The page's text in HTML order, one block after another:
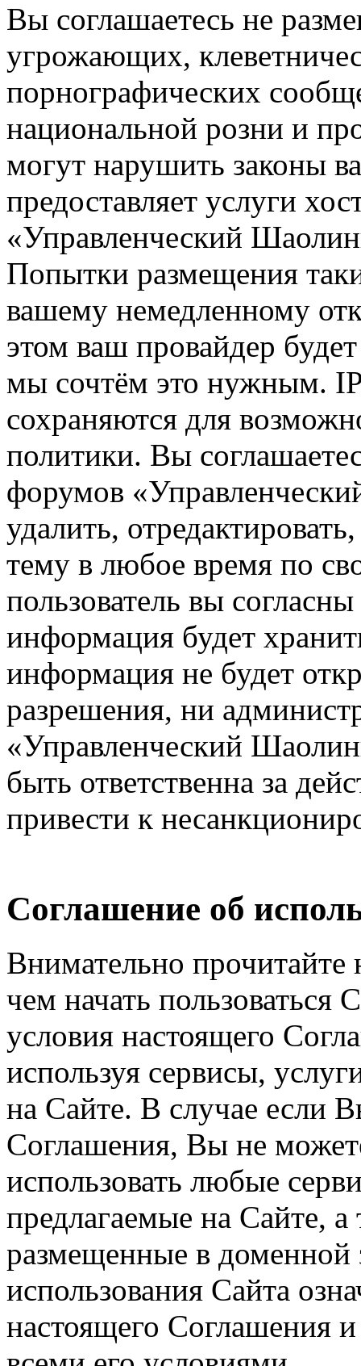
Вы соглашаетесь не
угрожающих,
порнографических
национальной розни и
могут нарушить законы
предоставляет услуги
«Управленческий
Попытки размещения
вашему немедленному
этом ваш провайдер
мы сочтём это нужным.
сохраняются для
политики. Вы
форумов
удалить,
тему в любое время по
пользователь вы
информация будет
информация не будет
разрешения, ни
«Управленческий
быть ответственна за
привести к
Соглашение об
Внимательно
чем начать
условия настоящего
используя сервисы,
на Сайте. В случае если
Соглашения, Вы не
использовать любые
предлагаемые на Сайте,
размещенные в доменной
использования Сайта
настоящего Соглашения